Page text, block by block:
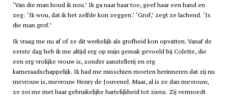
‘Van die man houd ik nou.’ Ik ga naar haar toe, geef haar een hand en
zeg: ‘Ik wou, dat ik het zelfde kon zeggen.’ ‘Grof,’ zegt ze lachend. ‘Is
die man grof.’
Ik vraag me nu af of ze dit werkelijk als grofheid kon opvatten. Vanaf de
eerste dag heb ik me altijd erg op mijn gemak gevoeld bij Colette, die
een erg vrolijke vrouw is, zonder aanstellerij en erg
kameraadschappelijk. Ik had me misschien moeten herinneren dat zij nu
mevrouw is, mevrouw Henry de Jouvenel. Maar, al is ze dan mevrouw,
ze zei me met haar gebruikelijke hartelijkheid tot ziens. Zij vermoedt